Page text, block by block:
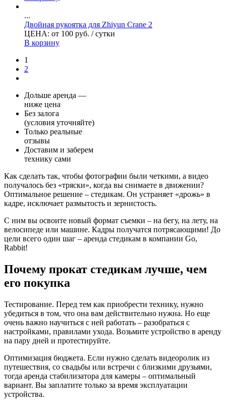
...
Двойная рукоятка для Zhiyun Crane 2
ЦЕНА: от 100 руб. / сутки
В корзину
1
2
Дольше аренда —
ниже цена
Без залога
(условия уточняйте)
Только реальные
отзывы
Доставим и заберем
технику сами
Как сделать так, чтобы фотографии были четкими, а видео
получалось без «тряски», когда вы снимаете в движении?
Оптимальное решение – стедикам. Он устраняет «дрожь» в
кадре, исключает размытость и зернистость.
С ним вы освоите новый формат съемки – на бегу, на лету, на
велосипеде или машине. Кадры получатся потрясающими! До
цели всего один шаг – аренда стедикам в компании Go,
Rabbit!
Почему прокат стедикам лучше, чем
его покупка
Тестирование. Перед тем как приобрести технику, нужно
убедиться в том, что она вам действительно нужна. Но еще
очень важно научиться с ней работать – разобраться с
настройками, правилами ухода. Возьмите устройство в аренду
на пару дней и протестируйте.
Оптимизация бюджета. Если нужно сделать видеоролик из
путешествия, со свадьбы или встречи с близкими друзьями,
тогда аренда стабилизатора для камеры – оптимальный
вариант. Вы заплатите только за время эксплуатации
устройства.